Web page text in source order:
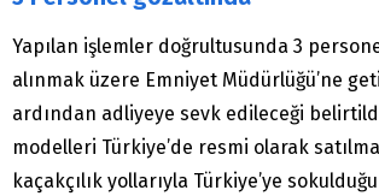
Yapılan işlemler doğrultusunda 3
alınmak üzere Emniyet Müdürlüğü’ne
ardından adliyeye sevk edileceği
modelleri Türkiye’de resmi olarak
kaçakçılık yollarıyla Türkiye’ye